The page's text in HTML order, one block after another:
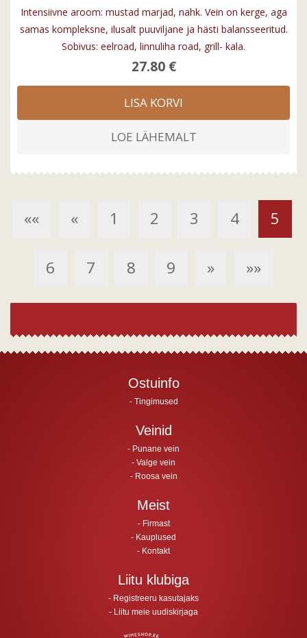
Intensiivne aroom: mustad marjad, nahk. Vein on kerge, aga
samas kompleksne, ilusalt puuviljane ja hästi balansseeritud.
Sobivus: eelroad, linnuliha road, grill- kala.
27.80 €
LISA KORVI
LOE LÄHEMALT
«« « 1 2 3 4 5
6 7 8 9 » »»
Ostuinfo
Tingimused
Veinid
Punane vein
Valge vein
Roosa vein
Meist
Firmast
Kauplused
Kontakt
Liitu klubiga
Registreeru kasutajaks
Liitu meie uudiskirjaga